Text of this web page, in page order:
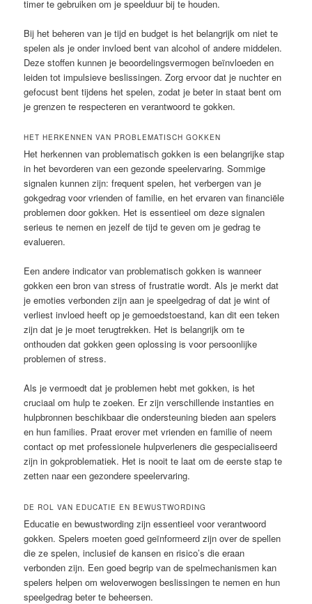
timer te gebruiken om je speelduur bij te houden.
Bij het beheren van je tijd en budget is het belangrijk om niet te
spelen als je onder invloed bent van alcohol of andere middelen.
Deze stoffen kunnen je beoordelingsvermogen beïnvloeden en
leiden tot impulsieve beslissingen. Zorg ervoor dat je nuchter en
gefocust bent tijdens het spelen, zodat je beter in staat bent om
je grenzen te respecteren en verantwoord te gokken.
HET HERKENNEN VAN PROBLEMATISCH GOKKEN
Het herkennen van problematisch gokken is een belangrijke stap
in het bevorderen van een gezonde speelervaring. Sommige
signalen kunnen zijn: frequent spelen, het verbergen van je
gokgedrag voor vrienden of familie, en het ervaren van financiële
problemen door gokken. Het is essentieel om deze signalen
serieus te nemen en jezelf de tijd te geven om je gedrag te
evalueren.
Een andere indicator van problematisch gokken is wanneer
gokken een bron van stress of frustratie wordt. Als je merkt dat
je emoties verbonden zijn aan je speelgedrag of dat je wint of
verliest invloed heeft op je gemoedstoestand, kan dit een teken
zijn dat je je moet terugtrekken. Het is belangrijk om te
onthouden dat gokken geen oplossing is voor persoonlijke
problemen of stress.
Als je vermoedt dat je problemen hebt met gokken, is het
cruciaal om hulp te zoeken. Er zijn verschillende instanties en
hulpbronnen beschikbaar die ondersteuning bieden aan spelers
en hun families. Praat erover met vrienden en familie of neem
contact op met professionele hulpverleners die gespecialiseerd
zijn in gokproblematiek. Het is nooit te laat om de eerste stap te
zetten naar een gezondere speelervaring.
DE ROL VAN EDUCATIE EN BEWUSTWORDING
Educatie en bewustwording zijn essentieel voor verantwoord
gokken. Spelers moeten goed geïnformeerd zijn over de spellen
die ze spelen, inclusief de kansen en risico’s die eraan
verbonden zijn. Een goed begrip van de spelmechanismen kan
spelers helpen om weloverwogen beslissingen te nemen en hun
speelgedrag beter te beheersen.